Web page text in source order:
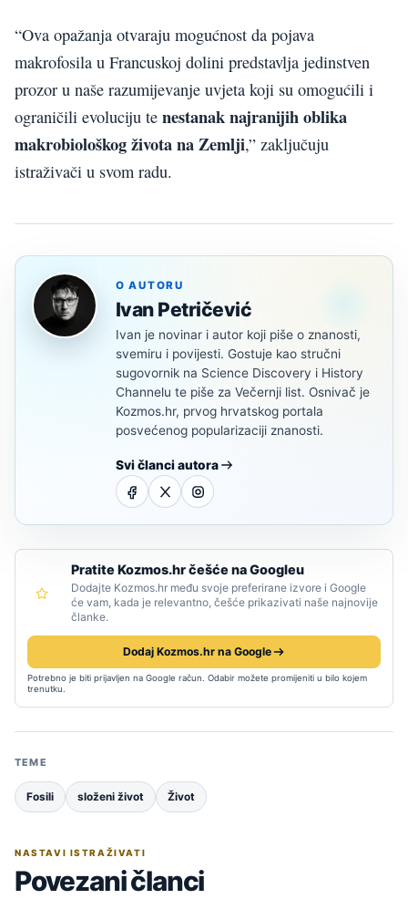
“Ova opažanja otvaraju mogućnost da pojava
makrofosila u Francuskoj dolini predstavlja jedinstven
prozor u naše razumijevanje uvjeta koji su omogućili i
ograničili evoluciju te nestanak najranijih oblika
makrobiološkog života na Zemlji,” zaključuju
istraživači u svom radu.
O AUTORU
Ivan Petričević
Ivan je novinar i autor koji piše o znanosti,
svemiru i povijesti. Gostuje kao stručni
sugovornik na Science Discovery i History
Channelu te piše za Večernji list. Osnivač je
Kozmos.hr, prvog hrvatskog portala
posvećenog popularizaciji znanosti.
Svi članci autora
Pratite Kozmos.hr češće na Googleu
Dodajte Kozmos.hr među svoje preferirane izvore i Google
će vam, kada je relevantno, češće prikazivati naše najnovije
članke.
Dodaj Kozmos.hr na Google
Potrebno je biti prijavljen na Google račun. Odabir možete promijeniti u bilo kojem
trenutku.
TEME
Fosili složeni život Život
NASTAVI ISTRAŽIVATI
Povezani članci